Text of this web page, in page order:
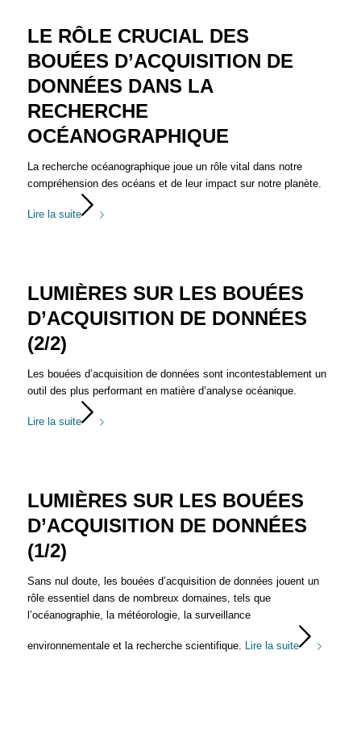
LE RÔLE CRUCIAL DES
BOUÉES D’ACQUISITION DE
DONNÉES DANS LA
RECHERCHE
OCÉANOGRAPHIQUE
La recherche océanographique joue un rôle vital dans notre
compréhension des océans et de leur impact sur notre planète.
Lire la suite
LUMIÈRES SUR LES BOUÉES
D’ACQUISITION DE DONNÉES
(2/2)
Les bouées d’acquisition de données sont incontestablement un
outil des plus performant en matière d’analyse océanique.
Lire la suite
LUMIÈRES SUR LES BOUÉES
D’ACQUISITION DE DONNÉES
(1/2)
Sans nul doute, les bouées d’acquisition de données jouent un
rôle essentiel dans de nombreux domaines, tels que
l’océanographie, la météorologie, la surveillance
environnementale et la recherche scientifique. Lire la suite